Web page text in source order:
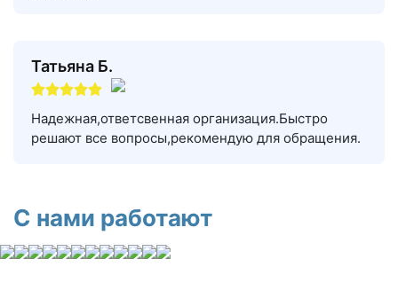
Татьяна Б.
Надежная,ответсвенная организация.Быстро
решают все вопросы,рекомендую для обращения.
С нами работают